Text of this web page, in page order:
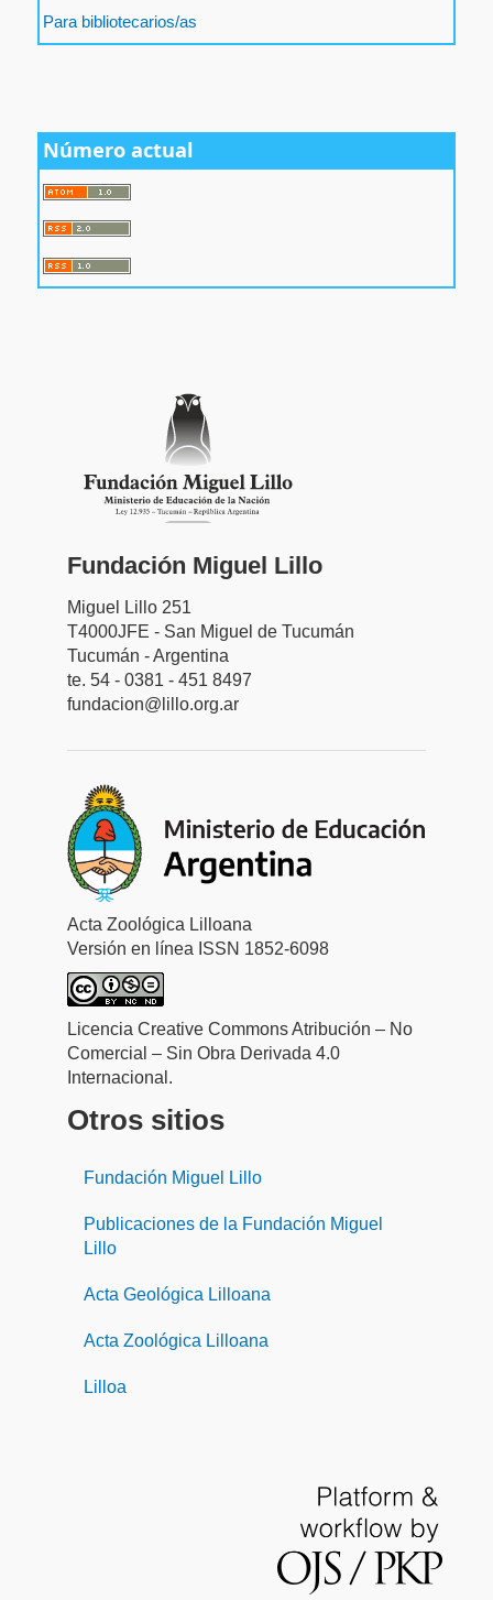
Para bibliotecarios/as
Número actual
Fundación Miguel Lillo
Miguel Lillo 251
T4000JFE - San Miguel de Tucumán
Tucumán - Argentina
te. 54 - 0381 - 451 8497
fundacion@lillo.org.ar
Acta Zoológica Lilloana
Versión en línea ISSN 1852-6098
Licencia Creative Commons Atribución – No
Comercial – Sin Obra Derivada 4.0
Internacional.
Otros sitios
Fundación Miguel Lillo
Publicaciones de la Fundación Miguel
Lillo
Acta Geológica Lilloana
Acta Zoológica Lilloana
Lilloa